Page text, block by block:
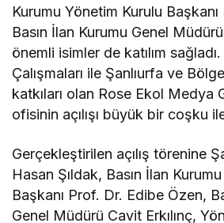
Kurumu Yönetim Kurulu
Basın İlan Kurumu Genel
önemli isimler de katılım sağladı.
Çalışmaları ile Şanlıurfa ve
katkıları olan Rose Ekol Medya
ofisinin açılışı büyük bir coşku
Gerçekleştirilen açılış törenine
Hasan Şıldak, Basın İlan
Başkanı Prof. Dr. Edibe Özen,
Genel Müdürü Cavit Erkılınç,